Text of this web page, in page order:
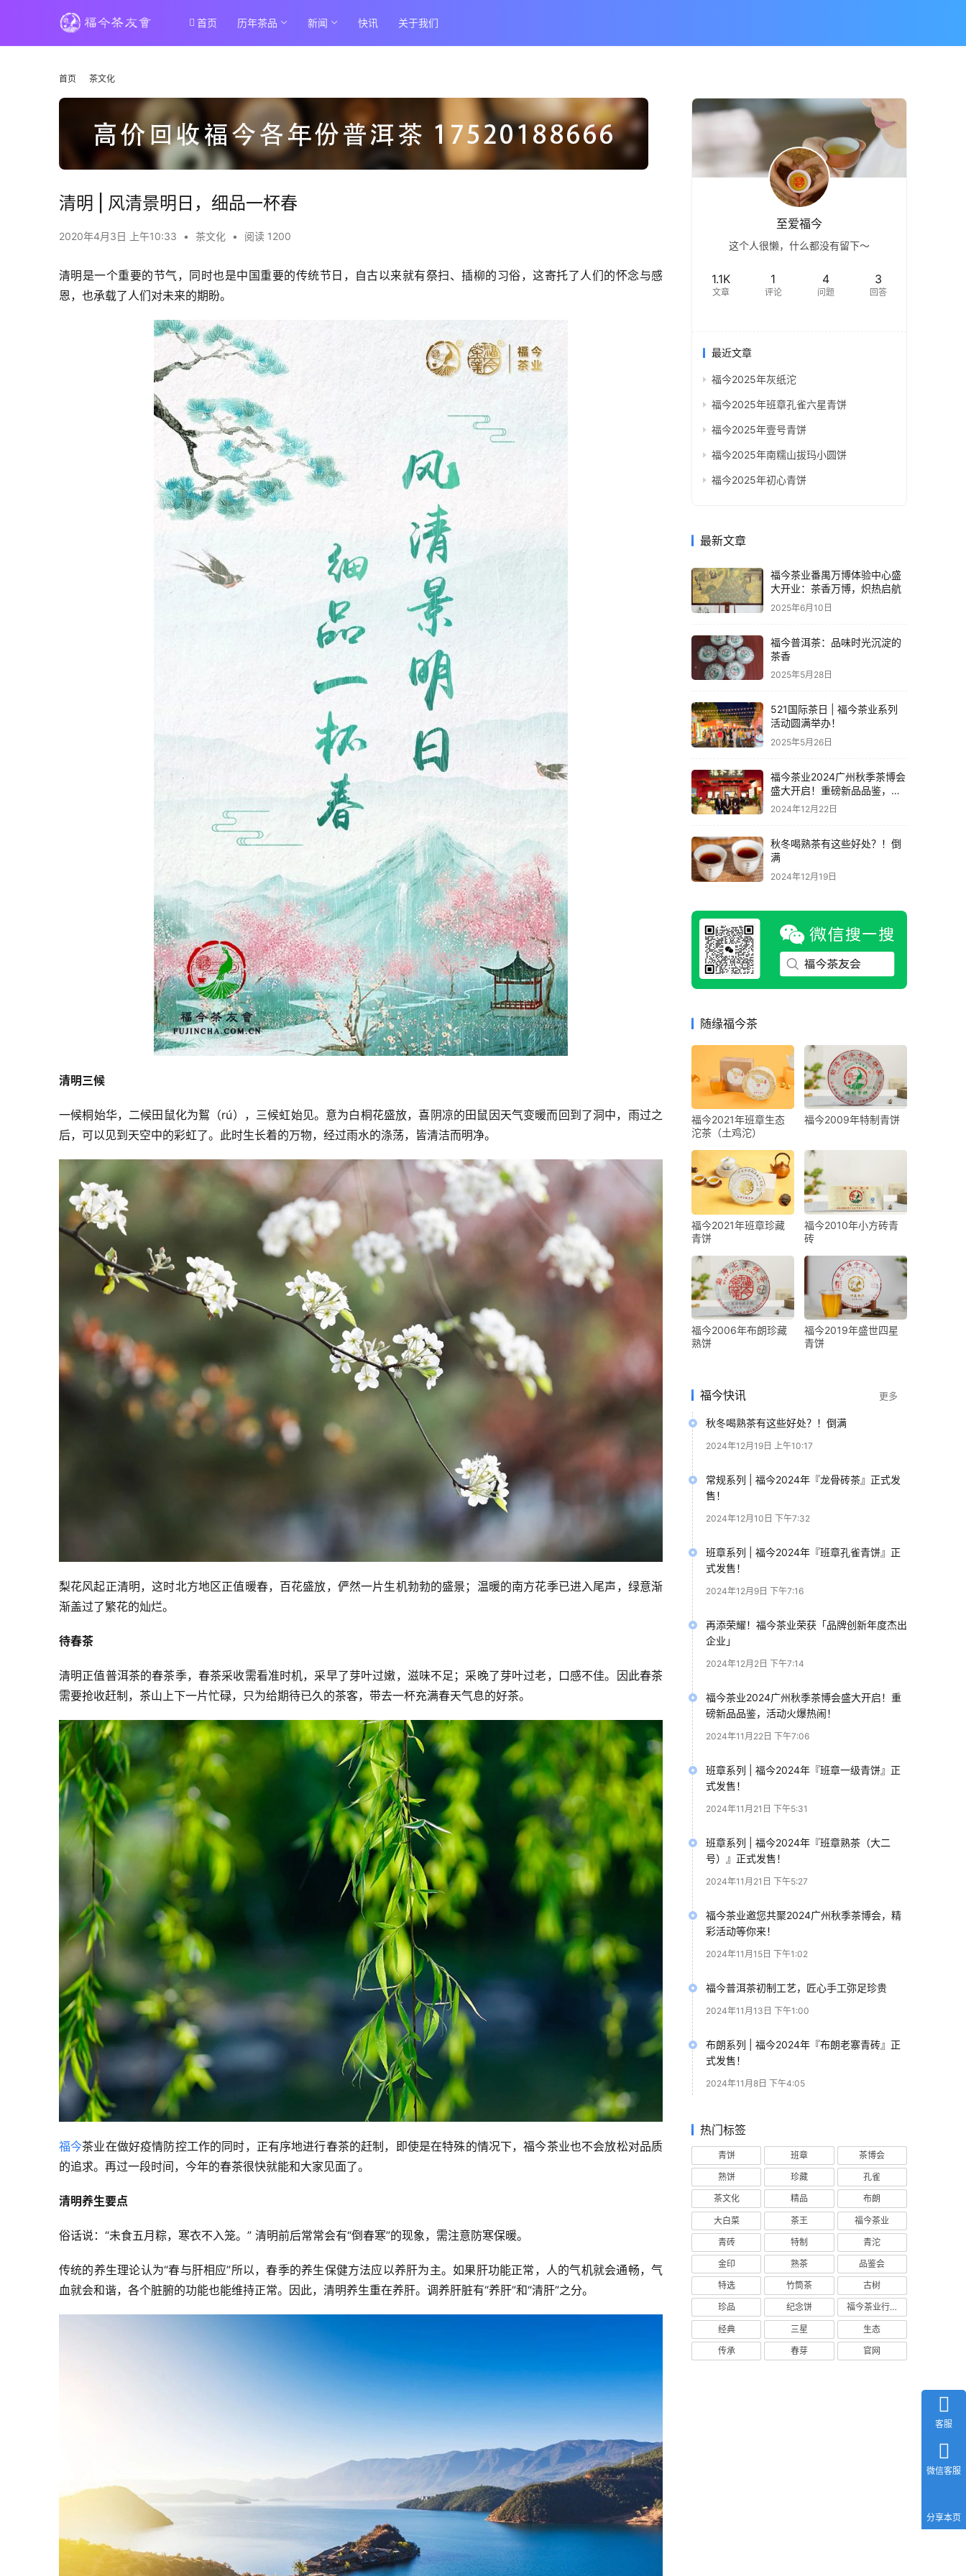
首页 历年茶品 新闻 快讯 关于我们
首页 茶文化
清明 | 风清景明日，细品一杯春
2020年4月3日 上午10:33 • 茶文化 • 阅读 1200
清明是一个重要的节气，同时也是中国重要的传统节日，自古以来就有祭扫、插柳的习俗，这寄托了人们的怀念与感
恩，也承载了人们对未来的期盼。
清明三候
一候桐始华，二候田鼠化为鴽（rú），三候虹始见。意为白桐花盛放，喜阴凉的田鼠因天气变暖而回到了洞中，雨过之
后，可以见到天空中的彩虹了。此时生长着的万物，经过雨水的涤荡，皆清洁而明净。
梨花风起正清明，这时北方地区正值暖春，百花盛放，俨然一片生机勃勃的盛景；温暖的南方花季已进入尾声，绿意渐
渐盖过了繁花的灿烂。
待春茶
清明正值普洱茶的春茶季，春茶采收需看准时机，采早了芽叶过嫩，滋味不足；采晚了芽叶过老，口感不佳。因此春茶
需要抢收赶制，茶山上下一片忙碌，只为给期待已久的茶客，带去一杯充满春天气息的好茶。
福今茶业在做好疫情防控工作的同时，正有序地进行春茶的赶制，即使是在特殊的情况下，福今茶业也不会放松对品质
的追求。再过一段时间，今年的春茶很快就能和大家见面了。
清明养生要点
俗话说：“未食五月粽，寒衣不入笼。” 清明前后常常会有“倒春寒”的现象，需注意防寒保暖。
传统的养生理论认为“春与肝相应”所以，春季的养生保健方法应以养肝为主。如果肝功能正常，人的气机就会通畅，气
血就会和谐，各个脏腑的功能也能维持正常。因此，清明养生重在养肝。调养肝脏有“养肝”和“清肝”之分。
至爱福今
这个人很懒，什么都没有留下～
1.1K
文章
1
评论
4
问题
3
回答
最近文章
福今2025年灰纸沱
福今2025年班章孔雀六星青饼
福今2025年壹号青饼
福今2025年南糯山拔玛小圆饼
福今2025年初心青饼
最新文章
福今茶业番禺万博体验中心盛
大开业：茶香万博，炽热启航
2025年6月10日
福今普洱茶：品味时光沉淀的
茶香
2025年5月28日
521国际茶日 | 福今茶业系列
活动圆满举办！
2025年5月26日
福今茶业2024广州秋季茶博会
盛大开启！重磅新品品鉴，活
动火爆热闹！
2024年12月22日
秋冬喝熟茶有这些好处？！倒
满
2024年12月19日
随缘福今茶
福今2021年班章生态
沱茶（土鸡沱）
福今2009年特制青饼
福今2021年班章珍藏
青饼
福今2010年小方砖青
砖
福今2006年布朗珍藏
熟饼
福今2019年盛世四星
青饼
福今快讯 更多
秋冬喝熟茶有这些好处？！倒满
2024年12月19日 上午10:17
常规系列 | 福今2024年『龙骨砖茶』正式发
售！
2024年12月10日 下午7:32
班章系列 | 福今2024年『班章孔雀青饼』正
式发售！
2024年12月9日 下午7:16
再添荣耀！福今茶业荣获「品牌创新年度杰出
企业」
2024年12月2日 下午7:14
福今茶业2024广州秋季茶博会盛大开启！重
磅新品品鉴，活动火爆热闹！
2024年11月22日 下午7:06
班章系列 | 福今2024年『班章一级青饼』正
式发售！
2024年11月21日 下午5:31
班章系列 | 福今2024年『班章熟茶（大二
号）』正式发售！
2024年11月21日 下午5:27
福今茶业邀您共聚2024广州秋季茶博会，精
彩活动等你来！
2024年11月15日 下午1:02
福今普洱茶初制工艺，匠心手工弥足珍贵
2024年11月13日 下午1:00
布朗系列 | 福今2024年『布朗老寨青砖』正
式发售！
2024年11月8日 下午4:05
热门标签
青饼 班章 茶博会
熟饼 珍藏 孔雀
茶文化 精品 布朗
大白菜 茶王 福今茶业
青砖 特制 青沱
金印 熟茶 品鉴会
特选 竹筒茶 古树
珍品 纪念饼 福今茶业行情网
经典 三星 生态
传承 春芽 官网
客服
微信客服
分享本页